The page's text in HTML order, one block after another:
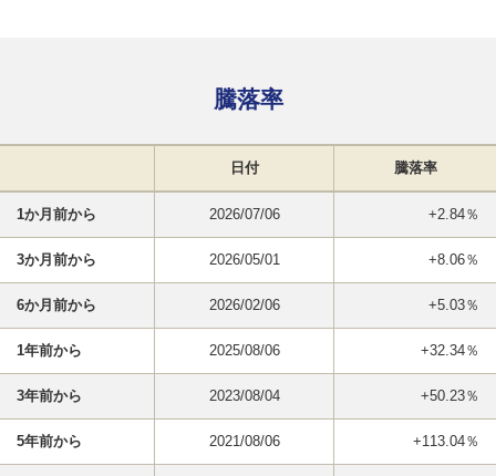
騰落率
日付 騰落率
1か月前から 2026/07/06 +2.84％
3か月前から 2026/05/01 +8.06％
6か月前から 2026/02/06 +5.03％
1年前から 2025/08/06 +32.34％
3年前から 2023/08/04 +50.23％
5年前から 2021/08/06 +113.04％